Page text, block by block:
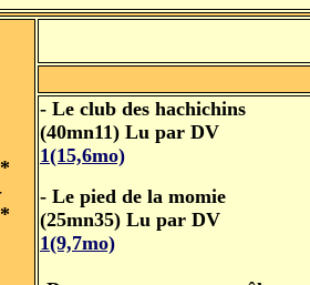
- Le club des hachichins
(40mn11) Lu par DV
1(15,6mo)
- Le pied de la momie
(25mn35) Lu par DV
1(9,7mo)